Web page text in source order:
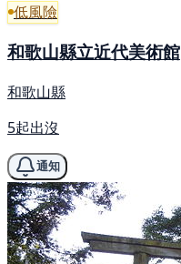
低風險
和歌山縣立近代美術館
和歌山縣
5起出沒
通知